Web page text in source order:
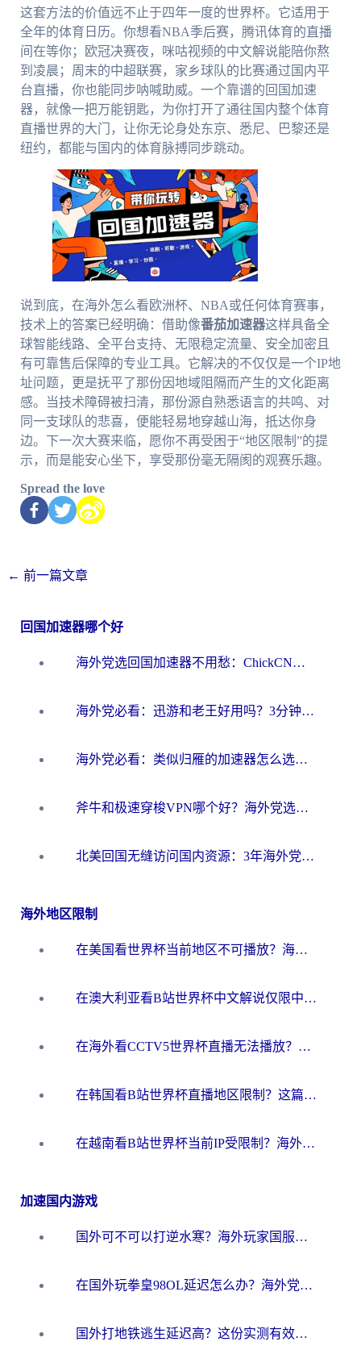
这套方法的价值远不止于四年一度的世界杯。它适用于
全年的体育日历。你想看NBA季后赛，腾讯体育的直播
间在等你；欧冠决赛夜，咪咕视频的中文解说能陪你熬
到凌晨；周末的中超联赛，家乡球队的比赛通过国内平
台直播，你也能同步呐喊助威。一个靠谱的回国加速
器，就像一把万能钥匙，为你打开了通往国内整个体育
直播世界的大门，让你无论身处东京、悉尼、巴黎还是
纽约，都能与国内的体育脉搏同步跳动。
说到底，在海外怎么看欧洲杯、NBA或任何体育赛事，
技术上的答案已经明确：借助像番茄加速器这样具备全
球智能线路、全平台支持、无限稳定流量、安全加密且
有可靠售后保障的专业工具。它解决的不仅仅是一个IP地
址问题，更是抚平了那份因地域阻隔而产生的文化距离
感。当技术障碍被扫清，那份源自熟悉语言的共鸣、对
同一支球队的悲喜，便能轻易地穿越山海，抵达你身
边。下一次大赛来临，愿你不再受困于“地区限制”的提
示，而是能安心坐下，享受那份毫无隔阂的观赛乐趣。
Spread the love
← 前一篇文章
回国加速器哪个好
海外党选回国加速器不用愁：ChickCN和洞见哪个好？一篇搞定所有疑问
海外党必看：迅游和老王好用吗？3分钟选对加速国内网络的加速器
海外党必看：类似归雁的加速器怎么选？一篇搞定无缝访问国内资源
斧牛和极速穿梭VPN哪个好？海外党选回国加速器必看的真实对比与避坑指南
北美回国无缝访问国内资源：3年海外党亲测的加速器选择指南
海外地区限制
在美国看世界杯当前地区不可播放？海外党体育观赛终极指南来了！
在澳大利亚看B站世界杯中文解说仅限中国大陆？这篇指南帮你打破限制看遍赛事
在海外看CCTV5世界杯直播无法播放？这篇指南让你和国内球迷同步呐喊
在韩国看B站世界杯直播地区限制？这篇指南让你告别“当前地区不可播放”
在越南看B站世界杯当前IP受限制？海外党体育观赛终极指南来了
加速国内游戏
国外可不可以打逆水寒？海外玩家国服畅玩终极指南（附漫威荒野乱斗加速方案）
在国外玩拳皇98OL延迟怎么办？海外党亲测有效的低延迟指南
国外打地铁逃生延迟高？这份实测有效的低延迟指南帮你吃鸡